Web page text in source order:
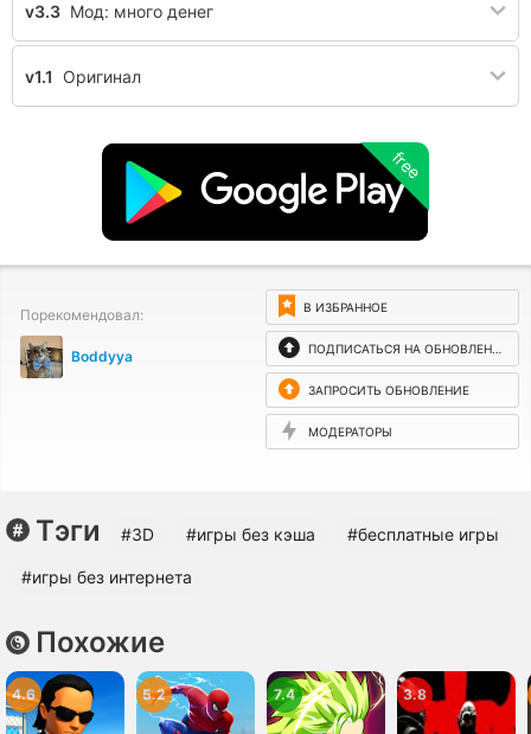
v3.3 Мод: много денег
v1.1 Оригинал
free
Порекомендовал:
Boddyya
В ИЗБРАННОЕ
ПОДПИСАТЬСЯ НА ОБНОВЛЕНИЯ
ЗАПРОСИТЬ ОБНОВЛЕНИЕ
МОДЕРАТОРЫ
Тэги #3D #игры без кэша #бесплатные игры
#игры без интернета
Похожие
4.6 5.2 7.4 3.8